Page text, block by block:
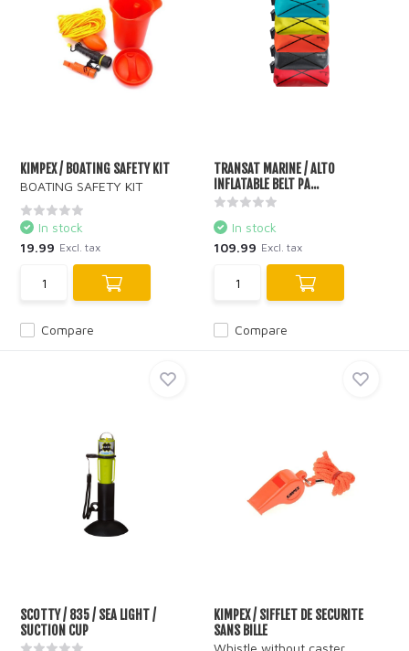
KIMPEX / BOATING SAFETY KIT
BOATING SAFETY KIT
Compare
In stock
19.99 Excl. tax
TRANSAT MARINE / ALTO
INFLATABLE BELT PA...
Compare
In stock
109.99 Excl. tax
SCOTTY / 835 / SEA LIGHT /
SUCTION CUP
KIMPEX / SIFFLET DE SECURITE
SANS BILLE
Whistle without caster.